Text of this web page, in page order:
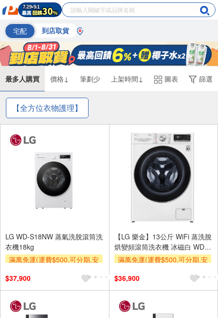
宅配 到店取貨
最多人購買 價格↓ 筆劃少 上架時間↓ 圖表 篩選
【全方位衣物護理】
LG WD-S18NW 蒸氣洗脫滾筒洗
衣機18kg
滿萬免運(運費$500,可分期,安
及使用6期以上分期0利率,需付
基本安裝運費)
$37,900
【LG 樂金】13公斤 WiFi 蒸洗脫
烘變頻滾筒洗衣機 冰磁白 WD-
S13VDW
滿萬免運(運費$500,可分期,安
及使用6期以上分期0利率,需付
基本安裝運費)
$36,900